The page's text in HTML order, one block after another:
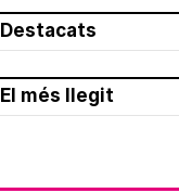
Destacats
El més llegit